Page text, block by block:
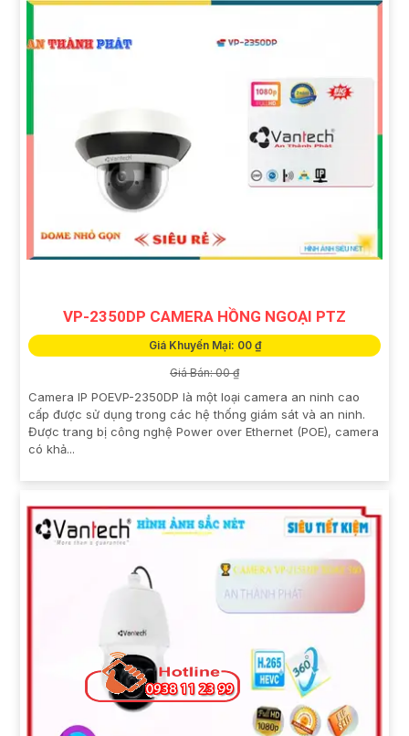
VP-2350DP CAMERA HỒNG NGOẠI PTZ
Giá Khuyến Mại: 00 ₫
Giá Bán: 00 ₫
Camera IP POEVP-2350DP là một loại camera an ninh cao
cấp được sử dụng trong các hệ thống giám sát và an ninh.
Được trang bị công nghệ Power over Ethernet (POE), camera
có khả...